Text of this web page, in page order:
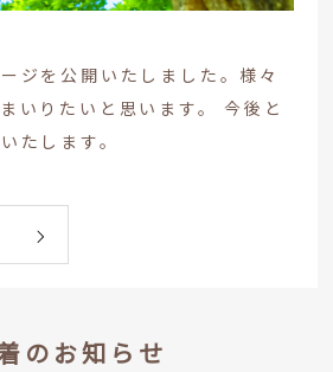
ジを公開いたしました。様々
いりたいと思います。 今後と
たします。
のお知らせ